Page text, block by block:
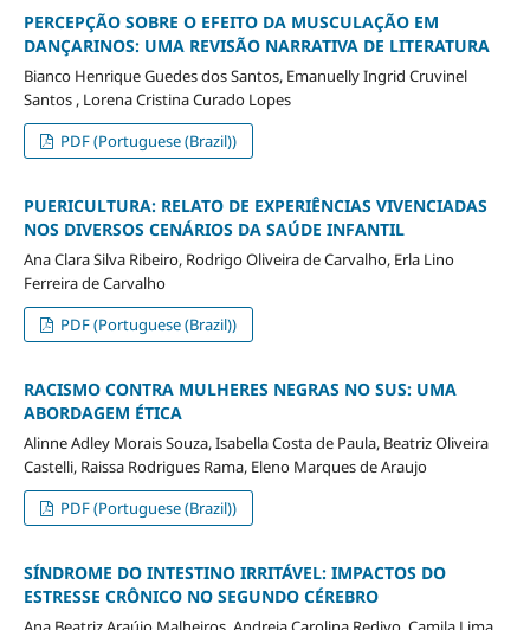
PERCEPÇÃO SOBRE O EFEITO DA MUSCULAÇÃO EM
DANÇARINOS: UMA REVISÃO NARRATIVA DE LITERATURA
Bianco Henrique Guedes dos Santos, Emanuelly Ingrid Cruvinel
Santos , Lorena Cristina Curado Lopes
PDF (Portuguese (Brazil))
PUERICULTURA: RELATO DE EXPERIÊNCIAS VIVENCIADAS
NOS DIVERSOS CENÁRIOS DA SAÚDE INFANTIL
Ana Clara Silva Ribeiro, Rodrigo Oliveira de Carvalho, Erla Lino
Ferreira de Carvalho
PDF (Portuguese (Brazil))
RACISMO CONTRA MULHERES NEGRAS NO SUS: UMA
ABORDAGEM ÉTICA
Alinne Adley Morais Souza, Isabella Costa de Paula, Beatriz Oliveira
Castelli, Raissa Rodrigues Rama, Eleno Marques de Araujo
PDF (Portuguese (Brazil))
SÍNDROME DO INTESTINO IRRITÁVEL: IMPACTOS DO
ESTRESSE CRÔNICO NO SEGUNDO CÉREBRO